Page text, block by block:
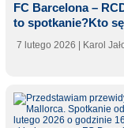
FC Barcelona –
to spotkanie?Kto
7 lutego 2026 | Karol